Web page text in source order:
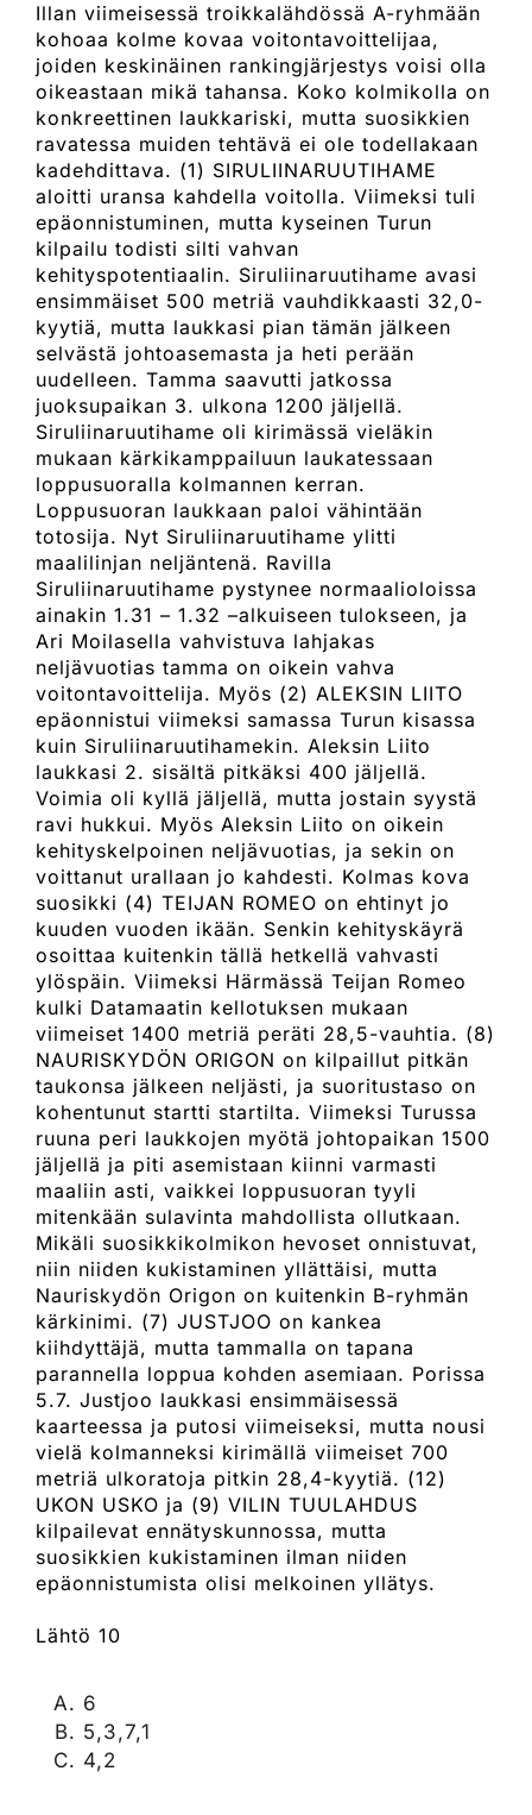
Illan viimeisessä troikkalähdössä A-ryhmään
kohoaa kolme kovaa voitontavoittelijaa,
joiden keskinäinen rankingjärjestys voisi olla
oikeastaan mikä tahansa. Koko kolmikolla on
konkreettinen laukkariski, mutta suosikkien
ravatessa muiden tehtävä ei ole todellakaan
kadehdittava. (1) SIRULIINARUUTIHAME
aloitti uransa kahdella voitolla. Viimeksi tuli
epäonnistuminen, mutta kyseinen Turun
kilpailu todisti silti vahvan
kehityspotentiaalin. Siruliinaruutihame avasi
ensimmäiset 500 metriä vauhdikkaasti 32,0-
kyytiä, mutta laukkasi pian tämän jälkeen
selvästä johtoasemasta ja heti perään
uudelleen. Tamma saavutti jatkossa
juoksupaikan 3. ulkona 1200 jäljellä.
Siruliinaruutihame oli kirimässä vieläkin
mukaan kärkikamppailuun laukatessaan
loppusuoralla kolmannen kerran.
Loppusuoran laukkaan paloi vähintään
totosija. Nyt Siruliinaruutihame ylitti
maalilinjan neljäntenä. Ravilla
Siruliinaruutihame pystynee normaalioloissa
ainakin 1.31 – 1.32 –alkuiseen tulokseen, ja
Ari Moilasella vahvistuva lahjakas
neljävuotias tamma on oikein vahva
voitontavoittelija. Myös (2) ALEKSIN LIITO
epäonnistui viimeksi samassa Turun kisassa
kuin Siruliinaruutihamekin. Aleksin Liito
laukkasi 2. sisältä pitkäksi 400 jäljellä.
Voimia oli kyllä jäljellä, mutta jostain syystä
ravi hukkui. Myös Aleksin Liito on oikein
kehityskelpoinen neljävuotias, ja sekin on
voittanut urallaan jo kahdesti. Kolmas kova
suosikki (4) TEIJAN ROMEO on ehtinyt jo
kuuden vuoden ikään. Senkin kehityskäyrä
osoittaa kuitenkin tällä hetkellä vahvasti
ylöspäin. Viimeksi Härmässä Teijan Romeo
kulki Datamaatin kellotuksen mukaan
viimeiset 1400 metriä peräti 28,5-vauhtia. (8)
NAURISKYDÖN ORIGON on kilpaillut pitkän
taukonsa jälkeen neljästi, ja suoritustaso on
kohentunut startti startilta. Viimeksi Turussa
ruuna peri laukkojen myötä johtopaikan 1500
jäljellä ja piti asemistaan kiinni varmasti
maaliin asti, vaikkei loppusuoran tyyli
mitenkään sulavinta mahdollista ollutkaan.
Mikäli suosikkikolmikon hevoset onnistuvat,
niin niiden kukistaminen yllättäisi, mutta
Nauriskydön Origon on kuitenkin B-ryhmän
kärkinimi. (7) JUSTJOO on kankea
kiihdyttäjä, mutta tammalla on tapana
parannella loppua kohden asemiaan. Porissa
5.7. Justjoo laukkasi ensimmäisessä
kaarteessa ja putosi viimeiseksi, mutta nousi
vielä kolmanneksi kirimällä viimeiset 700
metriä ulkoratoja pitkin 28,4-kyytiä. (12)
UKON USKO ja (9) VILIN TUULAHDUS
kilpailevat ennätyskunnossa, mutta
suosikkien kukistaminen ilman niiden
epäonnistumista olisi melkoinen yllätys.
Lähtö 10
6
5,3,7,1
4,2